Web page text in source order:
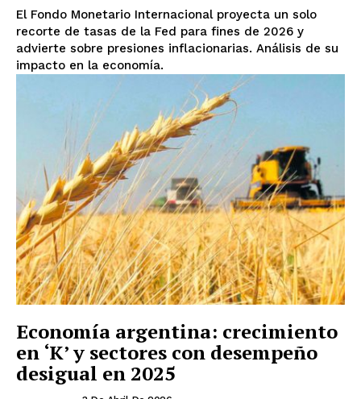
El Fondo Monetario Internacional proyecta un solo
recorte de tasas de la Fed para fines de 2026 y
advierte sobre presiones inflacionarias. Análisis de su
impacto en la economía.
Economía argentina: crecimiento
en ‘K’ y sectores con desempeño
desigual en 2025